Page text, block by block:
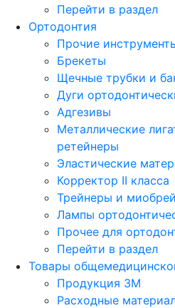
Перейти в раздел
Ортодонтия
Прочие
Брекеты
Щечные трубки и
Дуги
Адгезивы
Металлические
ретейнеры
Эластические
Корректор II класса
Трейнеры и
Лампы
Прочее для
Перейти в раздел
Товары
Продукция 3М
Расходные